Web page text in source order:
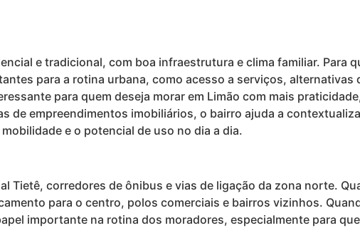
e tradicional, com boa infraestrutura e clima familiar. Para
para a rotina urbana, como acesso a serviços,
para quem deseja morar em Limão com mais
de empreendimentos imobiliários, o bairro ajuda a
e o potencial de uso no dia a dia.
Tietê, corredores de ônibus e vias de ligação da zona norte.
para o centro, polos comerciais e bairros vizinhos.
importante na rotina dos moradores, especialmente para